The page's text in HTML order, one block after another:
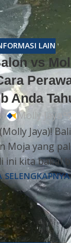
LAIN
vs
Anda
Molly Jaya
Jaya)!
Moja yang
ini kita bakal
SELENGKAPNYA